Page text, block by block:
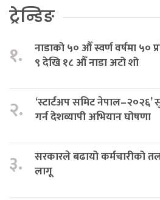
ट्रेन्डिङ
१.
नाडाको ५० औँ स्वर्ण वर्षमा ५०
९ देखि १८ औँ नाडा अटो शो
२.
‘स्टार्टअप समिट नेपाल–२०२६’
गर्न देशव्यापी अभियान घोषणा
३.
सरकारले बढायो कर्मचारीको
लागू